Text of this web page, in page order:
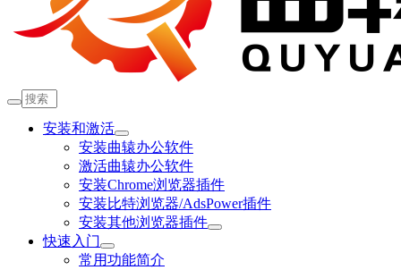
安装和激活
安装曲辕办公软件
激活曲辕办公软件
安装Chrome浏览器插件
安装比特浏览器/AdsPower插件
安装其他浏览器插件
快速入门
常用功能简介